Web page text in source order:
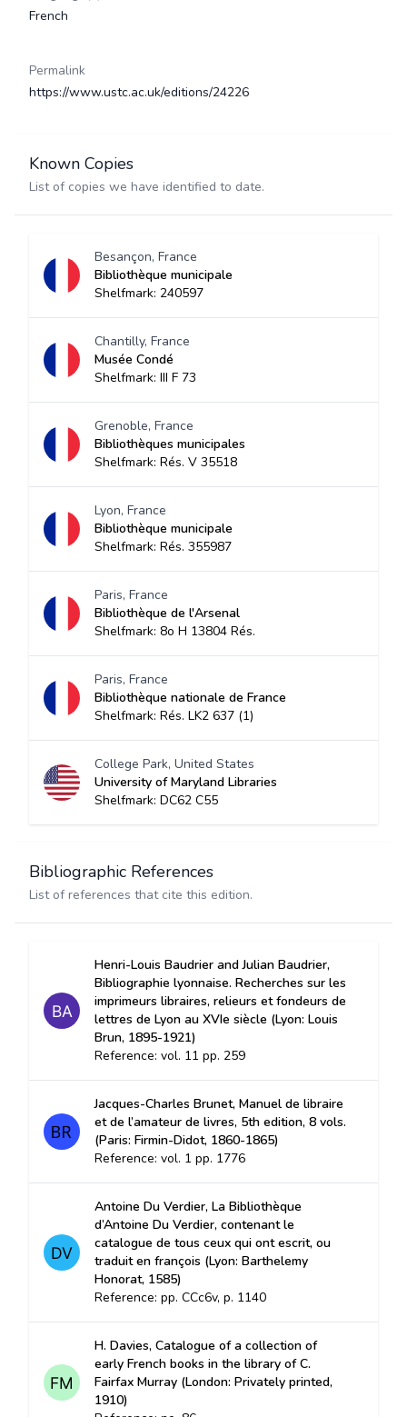
French
Permalink
https://www.ustc.ac.uk/editions/24226
Known Copies
List of copies we have identified to date.
Besançon, France
Bibliothèque municipale
Shelfmark: 240597
Chantilly, France
Musée Condé
Shelfmark: III F 73
Grenoble, France
Bibliothèques municipales
Shelfmark: Rés. V 35518
Lyon, France
Bibliothèque municipale
Shelfmark: Rés. 355987
Paris, France
Bibliothèque de l'Arsenal
Shelfmark: 8o H 13804 Rés.
Paris, France
Bibliothèque nationale de France
Shelfmark: Rés. LK2 637 (1)
College Park, United States
University of Maryland Libraries
Shelfmark: DC62 C55
Bibliographic References
List of references that cite this edition.
Henri-Louis Baudrier and Julian Baudrier,
Bibliographie lyonnaise. Recherches sur les
imprimeurs libraires, relieurs et fondeurs de
lettres de Lyon au XVIe siècle (Lyon: Louis
Brun, 1895-1921)
Reference: vol. 11 pp. 259
Jacques-Charles Brunet, Manuel de libraire
et de l’amateur de livres, 5th edition, 8 vols.
(Paris: Firmin-Didot, 1860-1865)
Reference: vol. 1 pp. 1776
Antoine Du Verdier, La Bibliothèque
d’Antoine Du Verdier, contenant le
catalogue de tous ceux qui ont escrit, ou
traduit en françois (Lyon: Barthelemy
Honorat, 1585)
Reference: pp. CCc6v, p. 1140
H. Davies, Catalogue of a collection of
early French books in the library of C.
Fairfax Murray (London: Privately printed,
1910)